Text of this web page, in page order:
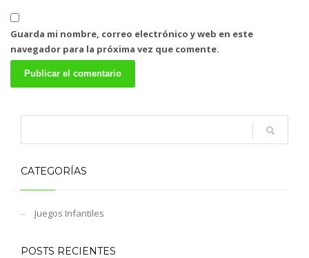
Guarda mi nombre, correo electrónico y web en este
navegador para la próxima vez que comente.
CATEGORÍAS
Juegos Infantiles
POSTS RECIENTES